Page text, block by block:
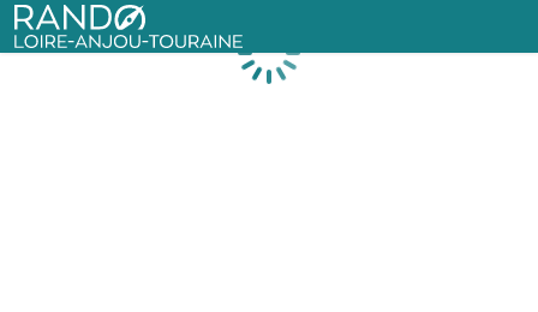
Rando Loire-Anjou-Touraine
Chargement